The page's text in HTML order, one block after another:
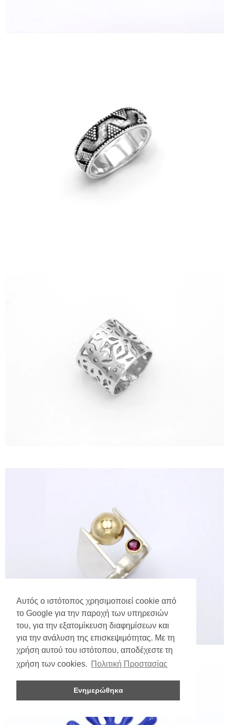
Αυτός ο ιστότοπος χρησιμοποιεί cookie από
το Google για την παροχή των υπηρεσιών
του, για την εξατομίκευση διαφημίσεων και
για την ανάλυση της επισκεψιμότητας. Με τη
χρήση αυτού του ιστότοπου, αποδέχεστε τη
χρήση των cookies. Πολιτική Προστασίας
Ενημερώθηκα